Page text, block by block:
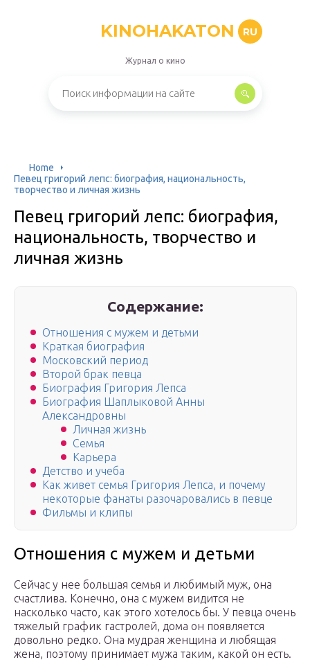
KINOHAKATON RU
Журнал о кино
Home
Певец григорий лепс: биография, национальность,
творчество и личная жизнь
Певец григорий лепс: биография,
национальность, творчество и
личная жизнь
Содержание:
Отношения с мужем и детьми
Краткая биография
Московский период
Второй брак певца
Биография Григория Лепса
Биография Шаплыковой Анны
Александровны
Личная жизнь
Семья
Карьера
Детство и учеба
Как живет семья Григория Лепса, и почему
некоторые фанаты разочаровались в певце
Фильмы и клипы
Отношения с мужем и детьми
Сейчас у нее большая семья и любимый муж, она
счастлива. Конечно, она с мужем видится не
насколько часто, как этого хотелось бы. У певца очень
тяжелый график гастролей, дома он появляется
довольно редко. Она мудрая женщина и любящая
жена, поэтому принимает мужа таким, какой он есть.